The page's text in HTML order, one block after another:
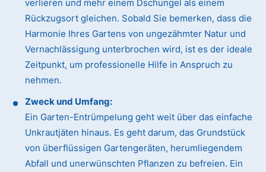
verlieren und mehr einem Dschungel als einem
Rückzugsort gleichen. Sobald Sie bemerken, dass die
Harmonie Ihres Gartens von ungezähmter Natur und
Vernachlässigung unterbrochen wird, ist es der ideale
Zeitpunkt, um professionelle Hilfe in Anspruch zu
nehmen.
Zweck und Umfang:
Ein Garten-Entrümpelung geht weit über das einfache
Unkrautjäten hinaus. Es geht darum, das Grundstück
von überflüssigen Gartengeräten, herumliegendem
Abfall und unerwünschten Pflanzen zu befreien. Ein